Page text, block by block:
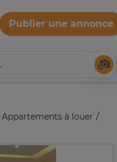
Publier une annonce
Appartements à louer